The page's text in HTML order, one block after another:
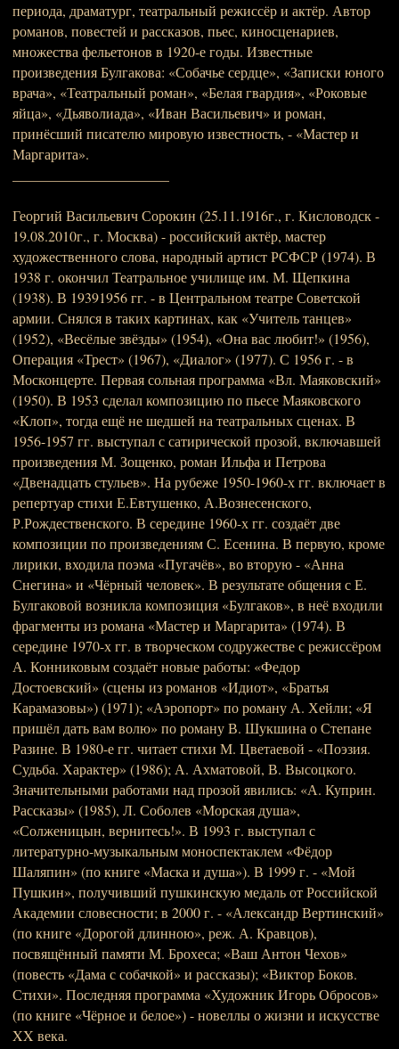
периода, драматург, театральный режиссёр и актёр. Автор
романов, повестей и рассказов, пьес, киносценариев,
множества фельетонов в 1920-е годы. Известные
произведения Булгакова: «Собачье сердце», «Записки юного
врача», «Театральный роман», «Белая гвардия», «Роковые
яйца», «Дьяволиада», «Иван Васильевич» и роман,
принёсший писателю мировую известность, - «Мастер и
Маргарита».
Георгий Васильевич Сорокин (25.11.1916г., г. Кисловодск -
19.08.2010г., г. Москва) - российский актёр, мастер
художественного слова, народный артист РСФСР (1974). В
1938 г. окончил Театральное училище им. М. Щепкина
(1938). В 19391956 гг. - в Центральном театре Советской
армии. Снялся в таких картинах, как «Учитель танцев»
(1952), «Весёлые звёзды» (1954), «Она вас любит!» (1956),
Операция «Трест» (1967), «Диалог» (1977). С 1956 г. - в
Москонцерте. Первая сольная программа «Вл. Маяковский»
(1950). В 1953 сделал композицию по пьесе Маяковского
«Клоп», тогда ещё не шедшей на театральных сценах. В
1956-1957 гг. выступал с сатирической прозой, включавшей
произведения М. Зощенко, роман Ильфа и Петрова
«Двенадцать стульев». На рубеже 1950-1960-х гг. включает в
репертуар стихи Е.Евтушенко, А.Вознесенского,
Р.Рождественского. В середине 1960-х гг. создаёт две
композиции по произведениям С. Есенина. В первую, кроме
лирики, входила поэма «Пугачёв», во вторую - «Анна
Снегина» и «Чёрный человек». В результате общения с Е.
Булгаковой возникла композиция «Булгаков», в неё входили
фрагменты из романа «Мастер и Маргарита» (1974). В
середине 1970-х гг. в творческом содружестве с режиссёром
А. Конниковым создаёт новые работы: «Федор
Достоевский» (сцены из романов «Идиот», «Братья
Карамазовы») (1971); «Аэропорт» по роману А. Хейли; «Я
пришёл дать вам волю» по роману В. Шукшина о Степане
Разине. В 1980-е гг. читает стихи М. Цветаевой - «Поэзия.
Судьба. Характер» (1986); А. Ахматовой, В. Высоцкого.
Значительными работами над прозой явились: «А. Куприн.
Рассказы» (1985), Л. Соболев «Морская душа»,
«Солженицын, вернитесь!». В 1993 г. выступал с
литературно-музыкальным моноспектаклем «Фёдор
Шаляпин» (по книге «Маска и душа»). В 1999 г. - «Мой
Пушкин», получивший пушкинскую медаль от Российской
Академии словесности; в 2000 г. - «Александр Вертинский»
(по книге «Дорогой длинною», реж. А. Кравцов),
посвящённый памяти М. Брохеса; «Ваш Антон Чехов»
(повесть «Дама с собачкой» и рассказы); «Виктор Боков.
Стихи». Последняя программа «Художник Игорь Обросов»
(по книге «Чёрное и белое») - новеллы о жизни и искусстве
XX века.